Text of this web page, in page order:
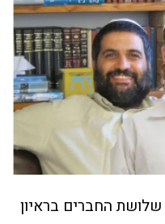
שלושת החברים בראיון